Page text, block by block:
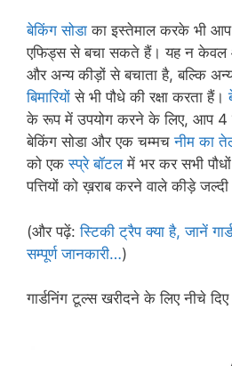
बेकिंग सोडाका इस्तेमाल करके भी
एफिड्स से बचा सकते हैं। यह न केवल
और अन्य कीड़ों से बचाता है, बल्कि
बिमारियों से भी पौधे की रक्षा करता हैं।
के रूप में उपयोग करने के लिए, आप 4
बेकिंग सोडा और एक चम्मचनीम का
को एकस्प्रे बॉटलमें भर कर सभी
पत्तियों को ख़राब करने वाले कीड़े
(और पढ़ें:स्टिकी ट्रैप क्या है, जानें
सम्पूर्ण जानकारी…)
गार्डनिंग टूल्स खरीदने के लिए नीचे